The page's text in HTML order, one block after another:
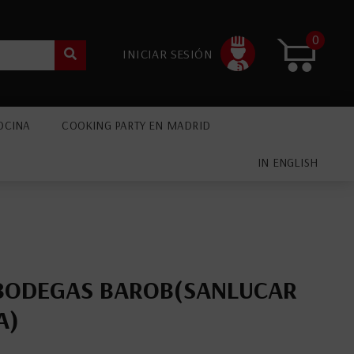
INICIAR SESIÓN
0
COOKING PARTY EN MADRID
IN ENGLISH
BAROB(SANLUCAR